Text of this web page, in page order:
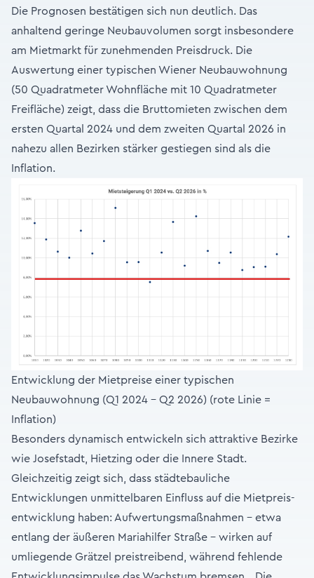
Die Prognosen bestätigen sich nun deutlich. Das
anhaltend geringe Neubauvolumen sorgt insbesondere
am Mietmarkt für zunehmenden Preisdruck. Die
Auswertung einer typischen Wiener Neubauwohnung
(50 Quadratmeter Wohnfläche mit 10 Quadratmeter
Freifläche) zeigt, dass die Bruttomieten zwischen dem
ersten Quartal 2024 und dem zweiten Quartal 2026 in
nahezu allen Bezirken stärker gestiegen sind als die
Inflation.
Entwicklung der Mietpreise einer typischen
Neubauwohnung (Q1 2024 – Q2 2026) (rote Linie =
Inflation)
Besonders dynamisch entwickeln sich attraktive Bezirke
wie Josefstadt, Hietzing oder die Innere Stadt.
Gleichzeitig zeigt sich, dass städtebauliche
Entwicklungen unmittelbaren Einfluss auf die Mietpreis-
entwicklung haben: Aufwertungsmaßnahmen – etwa
entlang der äußeren Mariahilfer Straße – wirken auf
umliegende Grätzel preistreibend, während fehlende